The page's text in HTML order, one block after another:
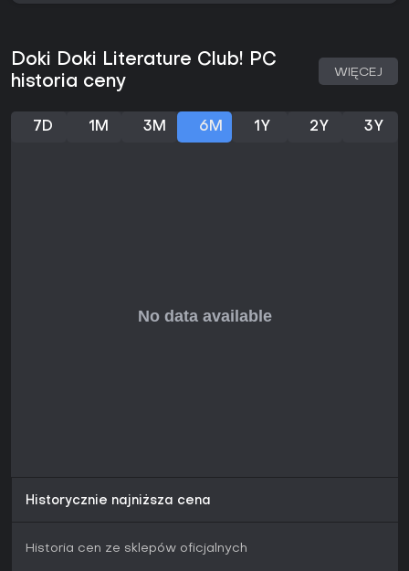
Czy warto grać?
Jeśli lubisz psychologiczny horror i nowatorskie narracje w
visual novel, Doki Doki Literature Club! zaskoczy
krytycy chwalą, jak przekształca znane gatunki w coś
głębokiego i niepokojącego. Idealna dla dorosłych
Doki Doki Literature Club! PC
historia ceny
WIĘCEJ
7D 1M 3M 6M 1Y 2Y 3Y
Historycznie najniższa cena
Historia cen ze sklepów oficjalnych